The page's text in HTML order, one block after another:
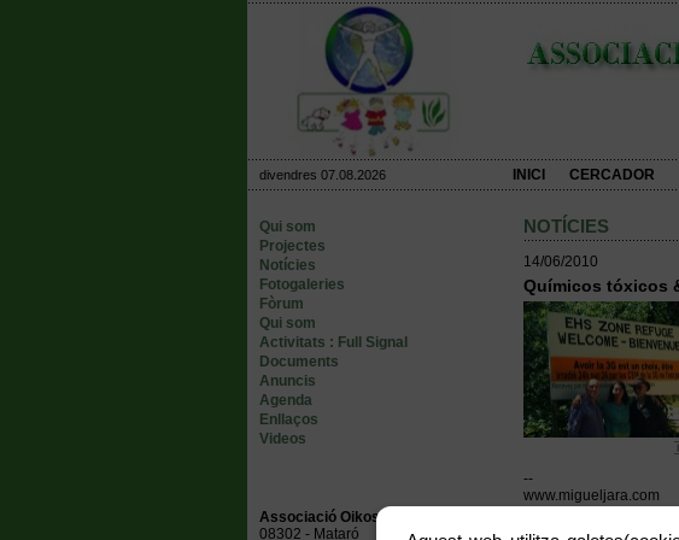
divendres 07.08.2026 INICI CERCADOR
Qui som
Projectes
Notícies
Fotogaleries
Fòrum
Qui som
Activitats : Full Signal
Documents
Anuncis
Agenda
Enllaços
Videos
Associació Oikos Ambiental
08302 - Mataró
NOTÍCIES
14/06/2010
Químicos tóxicos
--
www.migueljara.com